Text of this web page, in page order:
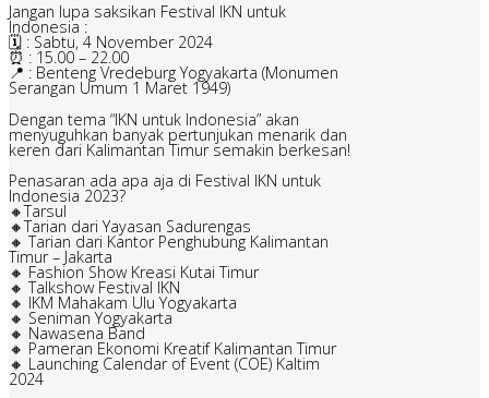
Jangan lupa saksikan Festival IKN untuk
Indonesia :
🗓️ : Sabtu, 4 November 2024
⏰ : 15.00 – 22.00
📍 : Benteng Vredeburg Yogyakarta (Monumen
Serangan Umum 1 Maret 1949)
Dengan tema “IKN untuk Indonesia” akan
menyuguhkan banyak pertunjukan menarik dan
keren dari Kalimantan Timur semakin berkesan!
Penasaran ada apa aja di Festival IKN untuk
Indonesia 2023?
🔸Tarsul
🔸Tarian dari Yayasan Sadurengas
🔸 Tarian dari Kantor Penghubung Kalimantan
Timur – Jakarta
🔸 Fashion Show Kreasi Kutai Timur
🔸 Talkshow Festival IKN
🔸 IKM Mahakam Ulu Yogyakarta
🔸 Seniman Yogyakarta
🔸 Nawasena Band
🔸 Pameran Ekonomi Kreatif Kalimantan Timur
🔸 Launching Calendar of Event (COE) Kaltim
2024